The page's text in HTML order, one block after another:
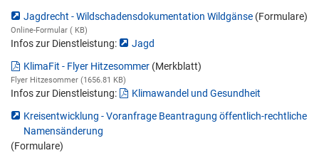
Jagdrecht - Wildschadensdokumentation Wildgänse(Formulare)
Online-Formular ( KB)
Infos zur Dienstleistung: Jagd
KlimaFit - Flyer Hitzesommer(Merkblatt)
Flyer Hitzesommer (1656.81 KB)
Infos zur Dienstleistung: Klimawandel und Gesundheit
Kreisentwicklung - Voranfrage Beantragung öffentlich-rechtliche
Namensänderung
(Formulare)